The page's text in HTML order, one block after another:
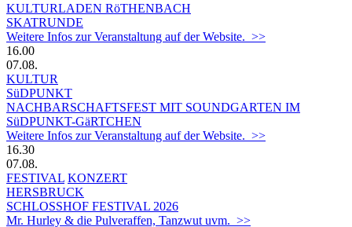
KULTURLADEN RöTHENBACH
SKATRUNDE
Weitere Infos zur Veranstaltung auf der Website. >>
16.00
07.08.
KULTUR
SüDPUNKT
NACHBARSCHAFTSFEST MIT SOUNDGARTEN IM
SüDPUNKT-GäRTCHEN
Weitere Infos zur Veranstaltung auf der Website. >>
16.30
07.08.
FESTIVAL KONZERT
HERSBRUCK
SCHLOSSHOF FESTIVAL 2026
Mr. Hurley & die Pulveraffen, Tanzwut uvm. >>